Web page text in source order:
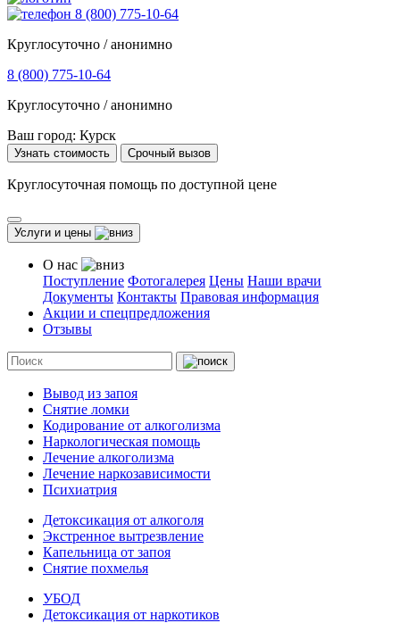
8 (800) 775-10-64
Круглосуточно / анонимно
8 (800) 775-10-64
Круглосуточно / анонимно
Ваш город: Курск
Узнать стоимость Срочный вызов
Круглосуточная помощь по доступной цене
Услуги и цены
О нас
Поступление Фотогалерея Цены Наши врачи
Документы Контакты Правовая информация
Акции и спецпредложения
Отзывы
Вывод из запоя
Снятие ломки
Кодирование от алкоголизма
Наркологическая помощь
Лечение алкоголизма
Лечение наркозависимости
Психиатрия
Детоксикация от алкоголя
Экстренное вытрезвление
Капельница от запоя
Снятие похмелья
УБОД
Детоксикация от наркотиков